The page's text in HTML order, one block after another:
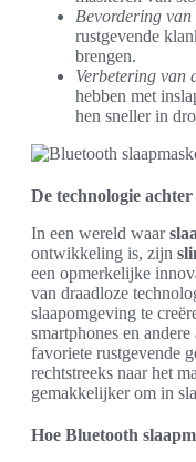
Bevordering
rustgevende
brengen.
Verbetering van
hebben met
hen sneller in
De technologie
In een wereld waar
ontwikkeling is, zijn
een opmerkelijke
van draadloze
slaapomgeving te
smartphones en
favoriete rustgevende
rechtstreeks naar het
gemakkelijker om in
Hoe Bluetooth